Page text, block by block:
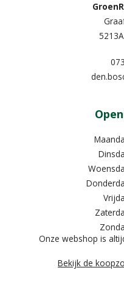
Onze webshop is
Bekijk de